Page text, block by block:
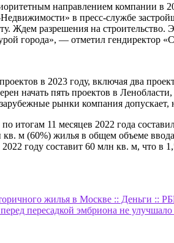
направлением компании в
в пресс-службе
Ждем разрешения на
города», — отметил гендиректор
в 2023 году, включая два
начать пять проектов в
рынки компания
итогам 11 месяцев 2022 года
м (60%) жилья в общем объеме
году составит 60 млн кв. м, что в
жилья в Москве :: Деньги ::
пересадкой эмбриона не